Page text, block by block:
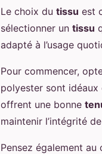
Le choix du tissu est
sélectionner un tissu
adapté à l’usage
Pour commencer,
polyester sont
offrent une bonne
maintenir l’intégrité
Pensez également